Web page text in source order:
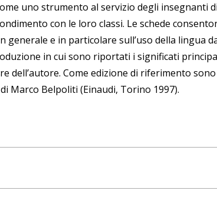
uno strumento al servizio degli insegnanti
con le loro classi. Le schede
e in particolare sull’uso della lingua
in cui sono riportati i significati
dell’autore. Come edizione di riferimento
Marco Belpoliti (Einaudi, Torino 1997).